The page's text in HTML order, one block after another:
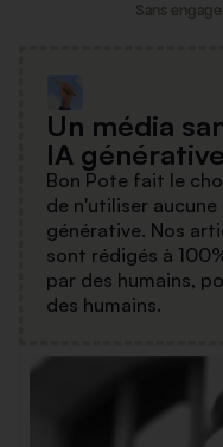
Sans
Un média
IA générative
Bon Pote fait le
de n'utiliser aucune
générative. Nos
sont rédigés à
par des humains,
des humains.